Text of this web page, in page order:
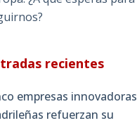
recientes
empresas innovadoras
refuerzan su